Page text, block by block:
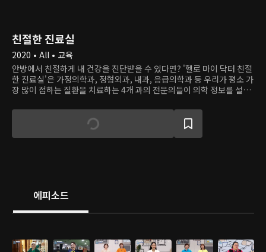
친절한 진료실
2020 • All • 교육
안방에서 친절하게 내 건강을 진단받을 수 있다면? '헬로 마이 닥터 친절
한 진료실'은 가정의학과, 정형외과, 내과, 응급의학과 등 우리가 평소 가
장 많이 접하는 질환을 치료하는 4개 과의 전문의들이 의학 정보를 설명
고 쉽게 풀어준다. 또한 매주 특급 게스트가 출연, 그만의 건강 관리 비법
에피소드